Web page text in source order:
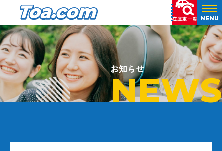
在庫車一覧 MENU
お知らせ
NEWS